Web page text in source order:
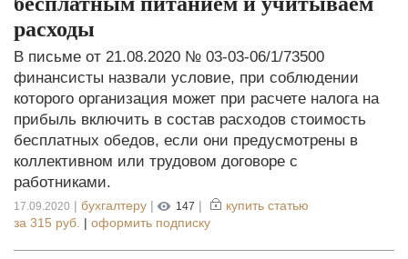
расходы
В письме от 21.08.2020 № 03-03-06/1/73500
финансисты назвали условие, при соблюдении
которого организация может при расчете налога на
прибыль включить в состав расходов стоимость
бесплатных обедов, если они предусмотрены в
коллективном или трудовом договоре с
работниками.
17.09.2020 | бухгалтеру | 147 |
купить статью
за 315 руб. | оформить подписку